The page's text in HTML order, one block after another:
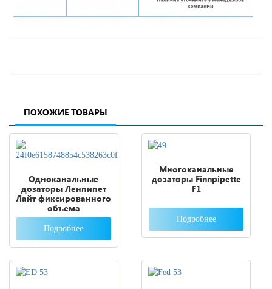
ПОХОЖИЕ ТОВАРЫ
Одноканальные
дозаторы Ленпипет
Лайт фиксированного
объема
Подробнее
Многоканальные
дозаторы Finnpipette
F1
Подробнее